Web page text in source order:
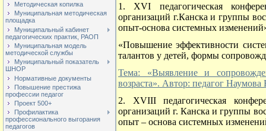
Методическая копилка
Муниципальная методическая
площадка
Муниципальный кабинет
педагогических практик, РАОП
Муниципальная модель
методической службы
Муниципальный показатель
ШНОР
Нормативные документы
Повышение престижа
профессии педагог
Проект 500+
Профилактика
профессионального выгорания
педагогов
1. XVI педагогическая
организаций г.Канска и группы
опыт-основа системных
«Повышение эффективности
талантов у детей, формы
Тема: «Выявление и
возраста». Автор: педагог
2. XVIII педагогическая
организаций г. Канска и группы
опыт – основа системных